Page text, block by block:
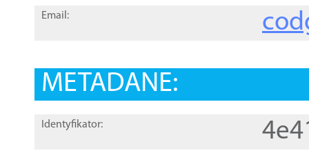
Email:
METADANE:
Identyfikator: